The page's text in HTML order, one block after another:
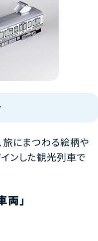
旅にまつわる絵柄や
ンした観光列車で
両」